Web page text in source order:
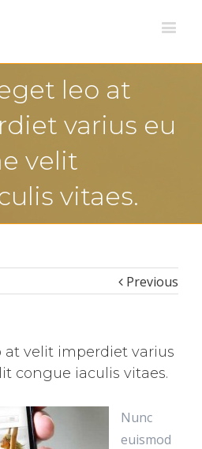
leo at
varius eu
velit
vitaes.
Previous
at velit imperdiet varius
congue iaculis vitaes.
Nunc
euismod